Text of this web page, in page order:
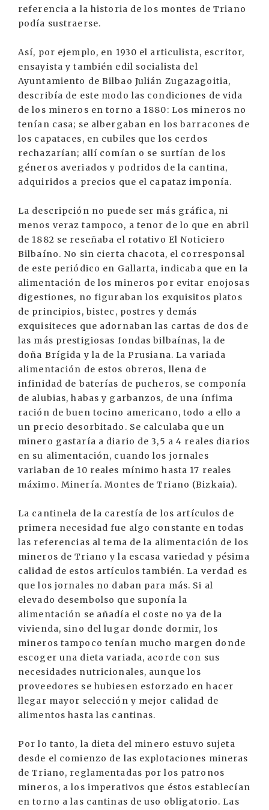
referencia a la historia de los montes de Triano
podía sustraerse.
Así, por ejemplo, en 1930 el articulista, escritor,
ensayista y también edil socialista del
Ayuntamiento de Bilbao Julián Zugazagoitia,
describía de este modo las condiciones de vida
de los mineros en torno a 1880: Los mineros no
tenían casa; se albergaban en los barracones de
los capataces, en cubiles que los cerdos
rechazarían; allí comían o se surtían de los
géneros averiados y podridos de la cantina,
adquiridos a precios que el capataz imponía.
La descripción no puede ser más gráfica, ni
menos veraz tampoco, a tenor de lo que en abril
de 1882 se reseñaba el rotativo El Noticiero
Bilbaíno. No sin cierta chacota, el corresponsal
de este periódico en Gallarta, indicaba que en la
alimentación de los mineros por evitar enojosas
digestiones, no figuraban los exquisitos platos
de principios, bistec, postres y demás
exquisiteces que adornaban las cartas de dos de
las más prestigiosas fondas bilbaínas, la de
doña Brígida y la de la Prusiana. La variada
alimentación de estos obreros, llena de
infinidad de baterías de pucheros, se componía
de alubias, habas y garbanzos, de una ínfima
ración de buen tocino americano, todo a ello a
un precio desorbitado. Se calculaba que un
minero gastaría a diario de 3,5 a 4 reales diarios
en su alimentación, cuando los jornales
variaban de 10 reales mínimo hasta 17 reales
máximo. Minería. Montes de Triano (Bizkaia).
La cantinela de la carestía de los artículos de
primera necesidad fue algo constante en todas
las referencias al tema de la alimentación de los
mineros de Triano y la escasa variedad y pésima
calidad de estos artículos también. La verdad es
que los jornales no daban para más. Si al
elevado desembolso que suponía la
alimentación se añadía el coste no ya de la
vivienda, sino del lugar donde dormir, los
mineros tampoco tenían mucho margen donde
escoger una dieta variada, acorde con sus
necesidades nutricionales, aunque los
proveedores se hubiesen esforzado en hacer
llegar mayor selección y mejor calidad de
alimentos hasta las cantinas.
Por lo tanto, la dieta del minero estuvo sujeta
desde el comienzo de las explotaciones mineras
de Triano, reglamentadas por los patronos
mineros, a los imperativos que éstos establecían
en torno a las cantinas de uso obligatorio. Las